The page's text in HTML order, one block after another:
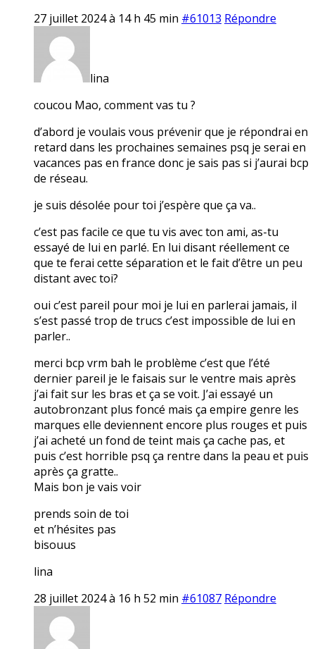
27 juillet 2024 à 14 h 45 min #61013 Répondre
lina
coucou Mao, comment vas tu ?
d’abord je voulais vous prévenir que je répondrai en
retard dans les prochaines semaines psq je serai en
vacances pas en france donc je sais pas si j’aurai bcp
de réseau.
je suis désolée pour toi j’espère que ça va..
c’est pas facile ce que tu vis avec ton ami, as-tu
essayé de lui en parlé. En lui disant réellement ce
que te ferai cette séparation et le fait d’être un peu
distant avec toi?
oui c’est pareil pour moi je lui en parlerai jamais, il
s’est passé trop de trucs c’est impossible de lui en
parler..
merci bcp vrm bah le problème c’est que l’été
dernier pareil je le faisais sur le ventre mais après
j’ai fait sur les bras et ça se voit. J’ai essayé un
autobronzant plus foncé mais ça empire genre les
marques elle deviennent encore plus rouges et puis
j’ai acheté un fond de teint mais ça cache pas, et
puis c’est horrible psq ça rentre dans la peau et puis
après ça gratte..
Mais bon je vais voir
prends soin de toi
et n’hésites pas
bisouus
lina
28 juillet 2024 à 16 h 52 min #61087 Répondre